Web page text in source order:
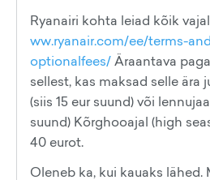
Ryanairi kohta leiad kõik
ww.ryanair.com/ee/terms-
optionalfees/Äraantava
sellest, kas maksad selle ära
(siis 15 eur suund) või
suund) Kõrghooajal (high
40 eurot.
Oleneb ka, kui kauaks lähed.